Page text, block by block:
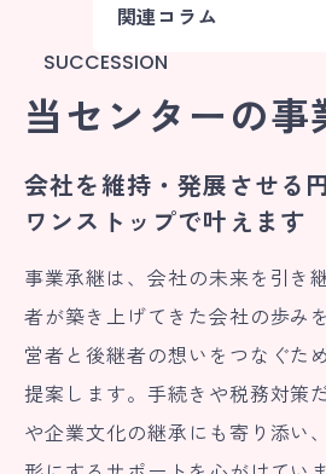
関連コラム
SUCCESSION
当センターの事
会社を維持・発展させる
ワンストップで叶えます
事業承継は、会社の未来を引き
者が築き上げてきた会社の歩み
営者と後継者の想いをつなぐた
提案します。手続きや税務対策
や企業文化の継承にも寄り添い